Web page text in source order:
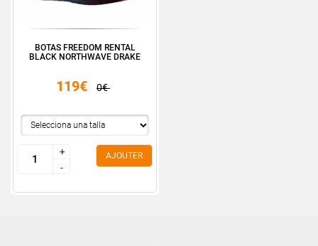
BOTAS FREEDOM RENTAL
BLACK NORTHWAVE DRAKE
119€ 0€
+
-
+
-
AJOUTER